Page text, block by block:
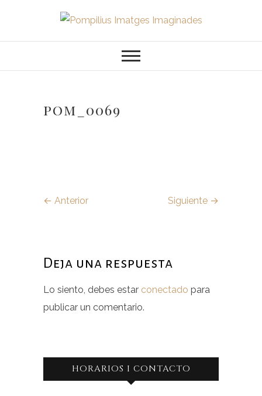
contenido
Pompilius
Imatges
Imaginades
pom_0069
← Anterior Siguiente →
Deja una respuesta
Lo siento, debes estar conectado para
publicar un comentario.
HORARIOS I CONTACTO